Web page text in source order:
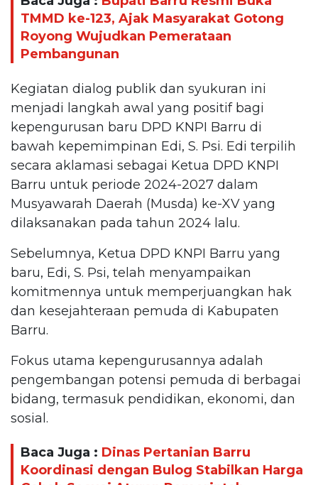
TMMD ke-123, Ajak Masyarakat Gotong
Royong Wujudkan Pemerataan
Pembangunan
Kegiatan dialog publik dan syukuran ini
menjadi langkah awal yang positif bagi
kepengurusan baru DPD KNPI Barru di
bawah kepemimpinan Edi, S. Psi. Edi terpilih
secara aklamasi sebagai Ketua DPD KNPI
Barru untuk periode 2024-2027 dalam
Musyawarah Daerah (Musda) ke-XV yang
dilaksanakan pada tahun 2024 lalu.
Sebelumnya, Ketua DPD KNPI Barru yang
baru, Edi, S. Psi, telah menyampaikan
komitmennya untuk memperjuangkan hak
dan kesejahteraan pemuda di Kabupaten
Barru.
Fokus utama kepengurusannya adalah
pengembangan potensi pemuda di berbagai
bidang, termasuk pendidikan, ekonomi, dan
sosial.
Baca Juga : Dinas Pertanian Barru
Koordinasi dengan Bulog Stabilkan Harga